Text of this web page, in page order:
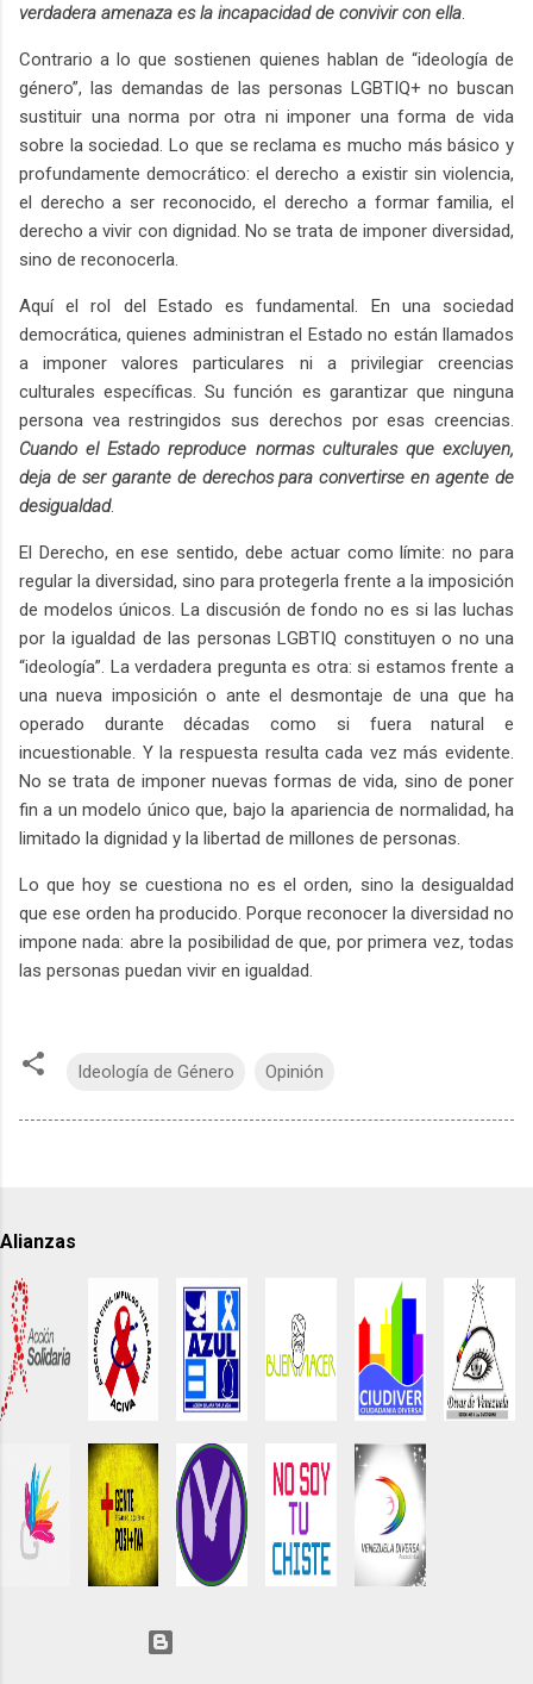
verdadera amenaza es la incapacidad de convivir con ella.
Contrario a lo que sostienen quienes hablan de “ideología de
género”, las demandas de las personas LGBTIQ+ no buscan
sustituir una norma por otra ni imponer una forma de vida
sobre la sociedad. Lo que se reclama es mucho más básico y
profundamente democrático: el derecho a existir sin violencia,
el derecho a ser reconocido, el derecho a formar familia, el
derecho a vivir con dignidad. No se trata de imponer diversidad,
sino de reconocerla.
Aquí el rol del Estado es fundamental. En una sociedad
democrática, quienes administran el Estado no están llamados
a imponer valores particulares ni a privilegiar creencias
culturales específicas. Su función es garantizar que ninguna
persona vea restringidos sus derechos por esas creencias.
Cuando el Estado reproduce normas culturales que excluyen,
deja de ser garante de derechos para convertirse en agente de
desigualdad.
El Derecho, en ese sentido, debe actuar como límite: no para
regular la diversidad, sino para protegerla frente a la imposición
de modelos únicos. La discusión de fondo no es si las luchas
por la igualdad de las personas LGBTIQ constituyen o no una
“ideología”. La verdadera pregunta es otra: si estamos frente a
una nueva imposición o ante el desmontaje de una que ha
operado durante décadas como si fuera natural e
incuestionable. Y la respuesta resulta cada vez más evidente.
No se trata de imponer nuevas formas de vida, sino de poner
fin a un modelo único que, bajo la apariencia de normalidad, ha
limitado la dignidad y la libertad de millones de personas.
Lo que hoy se cuestiona no es el orden, sino la desigualdad
que ese orden ha producido. Porque reconocer la diversidad no
impone nada: abre la posibilidad de que, por primera vez, todas
las personas puedan vivir en igualdad.
Ideología de Género Opinión
Alianzas